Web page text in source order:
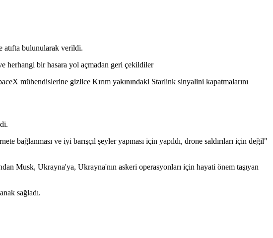
atıfta bulunularak verildi.
herhangi bir hasara yol açmadan geri çekildiler
mühendislerine gizlice Kırım yakınındaki Starlink sinyalini kapatmalarını
bağlanması ve iyi barışçıl şeyler yapması için yapıldı, drone saldırıları için değil"
Musk, Ukrayna'ya, Ukrayna'nın askeri operasyonları için hayati önem taşıyan
sağladı.